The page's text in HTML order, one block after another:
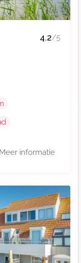
4.2/5
Meer informatie